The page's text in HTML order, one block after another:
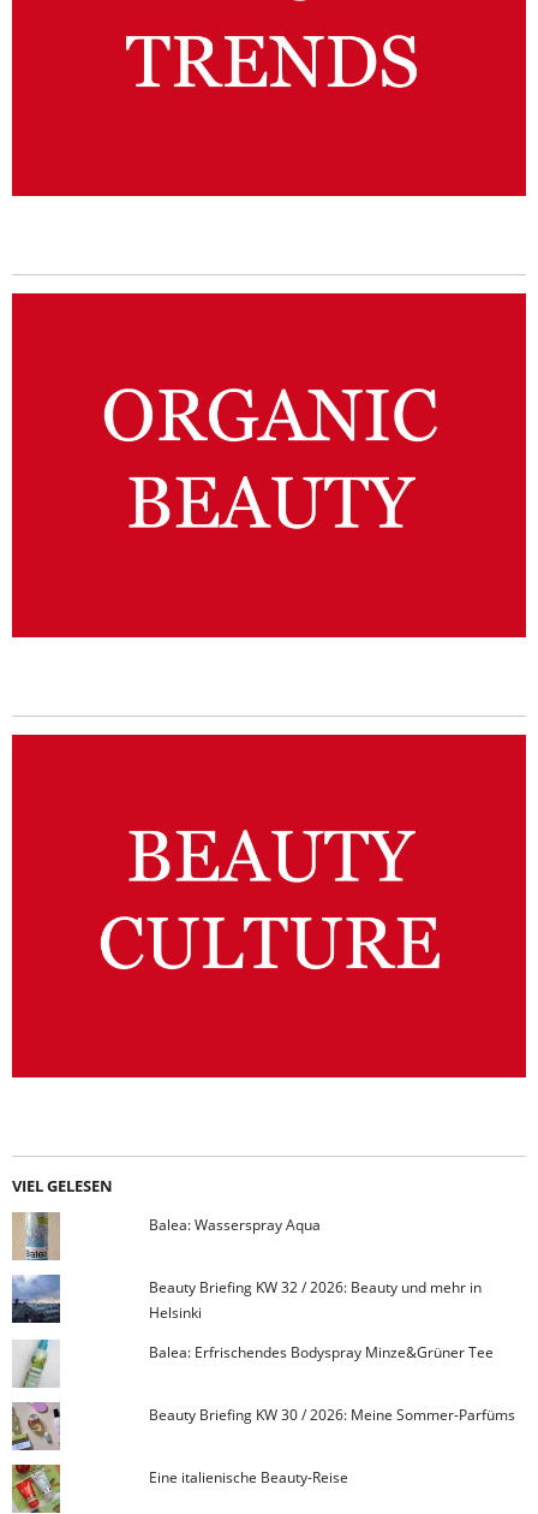
VIEL GELESEN
Balea: Wasserspray Aqua
Beauty Briefing KW 32 / 2026: Beauty und mehr in
Helsinki
Balea: Erfrischendes Bodyspray Minze&Grüner Tee
Beauty Briefing KW 30 / 2026: Meine Sommer-Parfüms
Eine italienische Beauty-Reise